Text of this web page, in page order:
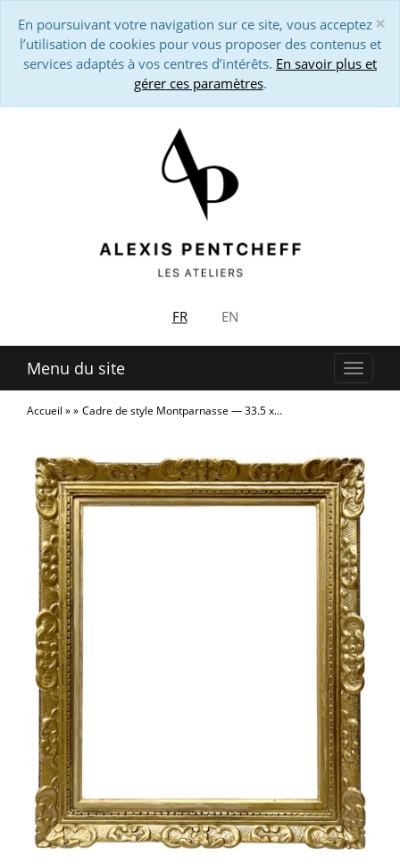
×
En poursuivant votre navigation sur ce site, vous acceptez
l’utilisation de cookies pour vous proposer des contenus et
services adaptés à vos centres d’intérêts. En savoir plus et
gérer ces paramètres.
FR EN
Menu du site
Accueil Cadre de style Montparnasse — 33.5 x...